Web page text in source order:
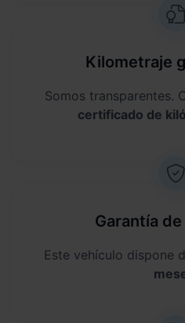
Kilometraje
Somos transparentes.
certificado de
Garantía
Este vehículo dispone